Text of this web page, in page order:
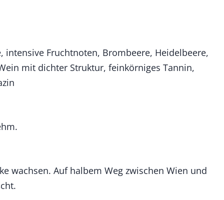
intensive Fruchtnoten, Brombeere, Heidelbeere,
mit dichter Struktur, feinkörniges Tannin,
wachsen. Auf halbem Weg zwischen Wien und